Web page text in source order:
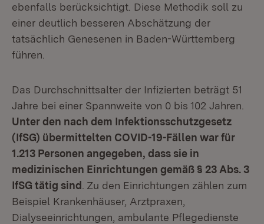
ebenfalls berücksichtigt. Diese Methodik soll zu
einer deutlich besseren Abschätzung der
tatsächlich Genesenen in Baden-Württemberg
führen.
Das Durchschnittsalter der Infizierten beträgt 51
Jahre bei einer Spannweite von 0 bis 102 Jahren.
Unter den nach dem Infektionsschutzgesetz
(IfSG) übermittelten COVID-19-Fällen war für
1.213 Personen angegeben, dass sie in
medizinischen Einrichtungen gemäß § 23 Abs. 3
IfSG tätig sind . Zu den Einrichtungen zählen zum
Beispiel Krankenhäuser, Arztpraxen,
Dialyseeinrichtungen, ambulante Pflegedienste